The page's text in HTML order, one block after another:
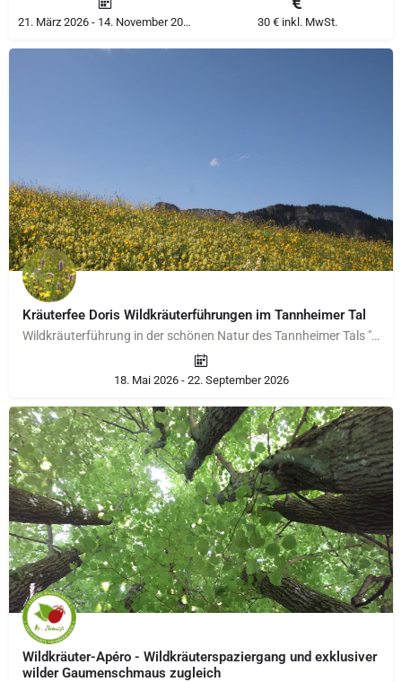
21. März 2026 - 14. November 2026 30 € inkl. MwSt.
Kräuterfee Doris Wildkräuterführungen im Tannheimer Tal
Wildkräuterführung in der schönen Natur des Tannheimer Tals "Für alles ist ein Kraut…
18. Mai 2026 - 22. September 2026
Wildkräuter-Apéro - Wildkräuterspaziergang und exklusiver
wilder Gaumenschmaus zugleich